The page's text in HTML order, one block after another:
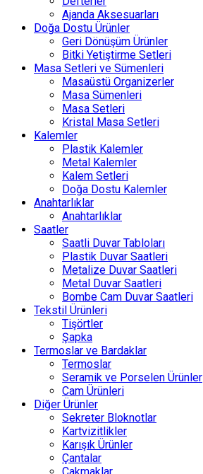
Ajanda Aksesuarları
Doğa Dostu Ürünler
Geri Dönüşüm Ürünler
Bitki Yetiştirme Setleri
Masa Setleri ve Sümenleri
Masaüstü Organizerler
Masa Sümenleri
Masa Setleri
Kristal Masa Setleri
Kalemler
Plastik Kalemler
Metal Kalemler
Kalem Setleri
Doğa Dostu Kalemler
Anahtarlıklar
Anahtarlıklar
Saatler
Saatli Duvar Tabloları
Plastik Duvar Saatleri
Metalize Duvar Saatleri
Metal Duvar Saatleri
Bombe Cam Duvar Saatleri
Tekstil Ürünleri
Tişörtler
Şapka
Termoslar ve Bardaklar
Termoslar
Seramik ve Porselen Ürünler
Cam Ürünleri
Diğer Ürünler
Sekreter Bloknotlar
Kartvizitlikler
Karışık Ürünler
Çantalar